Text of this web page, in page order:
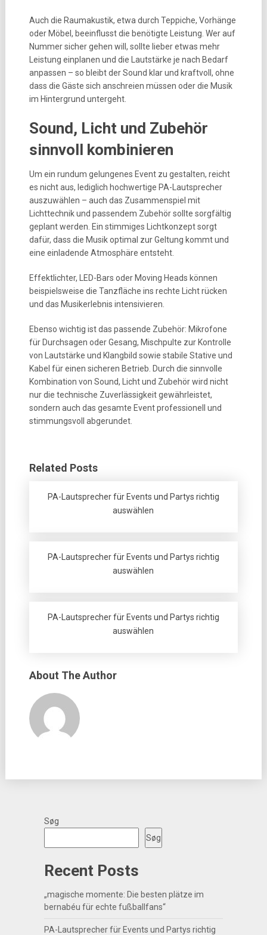
Auch die Raumakustik, etwa durch Teppiche, Vorhänge
oder Möbel, beeinflusst die benötigte Leistung. Wer auf
Nummer sicher gehen will, sollte lieber etwas mehr
Leistung einplanen und die Lautstärke je nach Bedarf
anpassen – so bleibt der Sound klar und kraftvoll, ohne
dass die Gäste sich anschreien müssen oder die Musik
im Hintergrund untergeht.
Sound, Licht und Zubehör
sinnvoll kombinieren
Um ein rundum gelungenes Event zu gestalten, reicht
es nicht aus, lediglich hochwertige PA-Lautsprecher
auszuwählen – auch das Zusammenspiel mit
Lichttechnik und passendem Zubehör sollte sorgfältig
geplant werden. Ein stimmiges Lichtkonzept sorgt
dafür, dass die Musik optimal zur Geltung kommt und
eine einladende Atmosphäre entsteht.
Effektlichter, LED-Bars oder Moving Heads können
beispielsweise die Tanzfläche ins rechte Licht rücken
und das Musikerlebnis intensivieren.
Ebenso wichtig ist das passende Zubehör: Mikrofone
für Durchsagen oder Gesang, Mischpulte zur Kontrolle
von Lautstärke und Klangbild sowie stabile Stative und
Kabel für einen sicheren Betrieb. Durch die sinnvolle
Kombination von Sound, Licht und Zubehör wird nicht
nur die technische Zuverlässigkeit gewährleistet,
sondern auch das gesamte Event professionell und
stimmungsvoll abgerundet.
Related Posts
PA-Lautsprecher für Events und Partys richtig
auswählen
PA-Lautsprecher für Events und Partys richtig
auswählen
PA-Lautsprecher für Events und Partys richtig
auswählen
About The Author
Søg
Søg
Recent Posts
„magische momente: Die besten plätze im
bernabéu für echte fußballfans“
PA-Lautsprecher für Events und Partys richtig